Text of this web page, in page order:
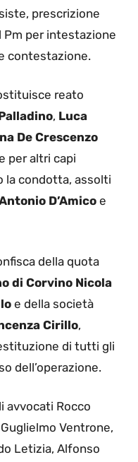
prescrizione
per intestazione
contestazione.
reato
, Luca
De Crescenzo
per altri capi
la condotta, assolti
D’Amico e
della quota
di Corvino Nicola
e della società
Cirillo,
di tutti gli
dell’operazione.
avvocati Rocco
Ventrone,
Letizia, Alfonso